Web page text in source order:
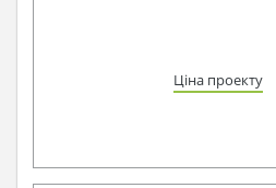
Ціна проекту